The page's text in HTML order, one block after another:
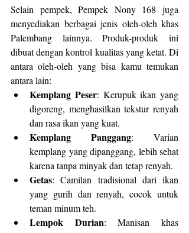
Selain pempek, Pempek Nony 168 juga
menyediakan berbagai jenis oleh-oleh khas
Palembang lainnya. Produk-produk ini
dibuat dengan kontrol kualitas yang ketat. Di
antara oleh-oleh yang bisa kamu temukan
antara lain:
Kemplang Peser: Kerupuk ikan yang
digoreng, menghasilkan tekstur renyah
dan rasa ikan yang kuat.
Kemplang Panggang: Varian
kemplang yang dipanggang, lebih sehat
karena tanpa minyak dan tetap renyah.
Getas: Camilan tradisional dari ikan
yang gurih dan renyah, cocok untuk
teman minum teh.
Lempok Durian: Manisan khas